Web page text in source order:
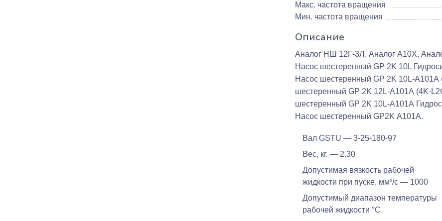
Макс. частота вращения
Мин. частота вращения
Описание
Аналог НШ 12Г-3Л, Аналог А10X,
Насос шестеренный GP 2K 10L
Насос шестеренный GP 2K 10L-А101А
шестеренный GP 2K 12L-А101А (4K-
шестеренный GP 2K 10L-А101А
Насос шестеренный GP2K А101А.
Вал GSTU — 3-25-180-97
Вес, кг. — 2.30
Допустимая вязкость рабочей
жидкости при пуске, мм²/c — 1000
Допустимый диапазон температуры
рабочей жидкости °C